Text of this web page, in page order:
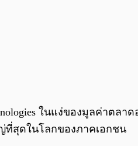
ในแง่ของมูลค่าตล
ที่สุดในโลกของภาคเอกชน